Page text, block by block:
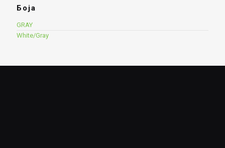
Боја
GRAY
White/Gray